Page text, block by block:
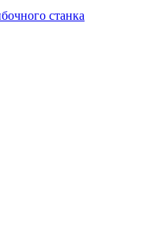
станка